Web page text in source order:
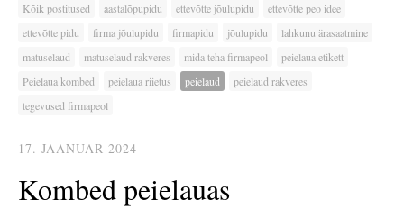
Kõik postitused aastalõpupidu ettevõtte jõulupidu
ettevõtte peo idee
ettevõtte pidu
firma jõulupidu firmapidu jõulupidu
lahkunu ärasaatmine
matuselaud
matuselaud rakveres mida teha firmapeol
peielaua etikett
Peielaua kombed
peielaua riietus peielaud
peielaud rakveres
tegevused firmapeol
17. JAANUAR 2024
Kombed peielauas